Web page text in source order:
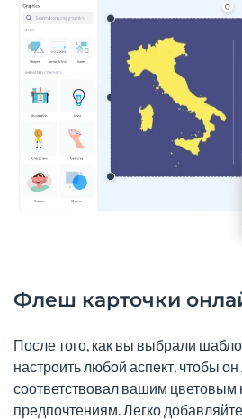
Флеш карточки
После того, как вы выбрали
настроить любой аспект, чтобы
соответствовал вашим
предпочтениям. Легко